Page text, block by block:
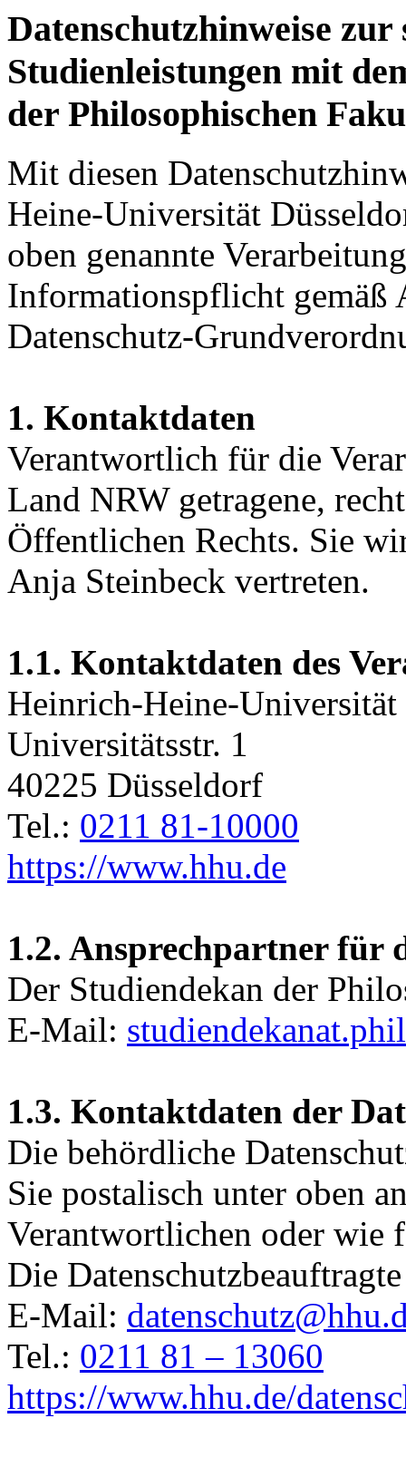
Datenschutzhinweise
Studienleistungen mit
der Philosophischen
Mit diesen
Heine-Universität
oben genannte
Informationspflicht
Datenschutz-
1. Kontaktdaten
Verantwortlich für die
Land NRW getragene,
Öffentlichen Rechts. Sie
Anja Steinbeck vertreten.
1.1. Kontaktdaten des
Heinrich-Heine-Universität
Universitätsstr. 1
40225 Düsseldorf
Tel.: 0211 81-10000
https://www.hhu.de
1.2. Ansprechpartner für
Der Studiendekan der
E-Mail:
1.3. Kontaktdaten der
Die behördliche
Sie postalisch unter oben
Verantwortlichen oder wie
Die Datenschutzbeauftragte
E-Mail:
Tel.: 0211 81 – 13060
https://www.hhu.de/